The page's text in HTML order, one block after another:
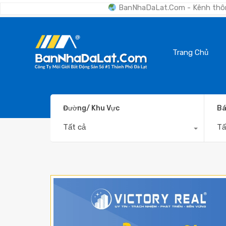
BanNhaDaLat.Com - Kênh thông tin số #1
Trang Chủ
Đường/ Khu Vực
Tất cả